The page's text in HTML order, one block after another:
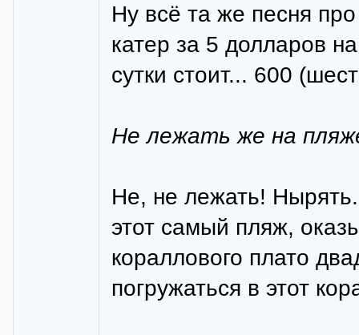
Ну всё та же песня
катер за 5 долларов
сутки стоит... 600
Не лежать же на
Не, не лежать!
этот самый пляж,
кораллового плато
погружаться в этот